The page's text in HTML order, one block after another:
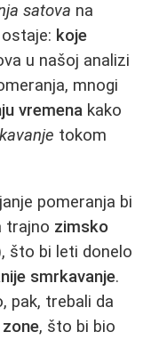
satova na
koje
u našoj analizi
mnogi
vremena kako
tokom
pomeranja bi
trajno zimsko
što bi leti donelo
smrkavanje.
pak, trebali da
, što bi bio